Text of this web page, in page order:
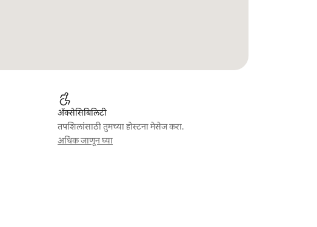
ॲक्सेसिबिलिटी
तपशिलांसाठी तुमच्या होस्टना मेसेज करा.
अधिक जाणून घ्या